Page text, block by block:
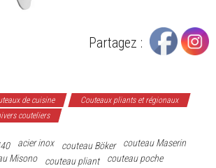
Partagez :
de cuisine
Couteaux pliants et régionaux
couteliers
acier inox couteau Böker
couteau Maserin
Misono couteau pliant
couteau poche